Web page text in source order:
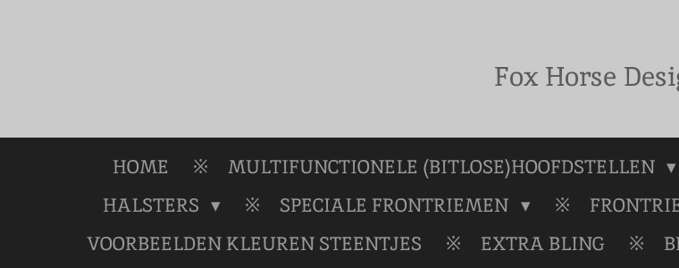
Fox Horse
HOME MULTIFUNCTIONELE (BITLOSE)HOOFDSTELLEN
HALSTERS
SPECIALE FRONTRIEMEN
VOORBEELDEN KLEUREN STEENTJES
EXTRA BLING